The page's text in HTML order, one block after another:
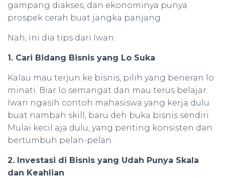
gampang diakses, dan ekonominya punya
prospek cerah buat jangka panjang.
Nah, ini dia tips dari Iwan:
1. Cari Bidang Bisnis yang Lo Suka
Kalau mau terjun ke bisnis, pilih yang beneran lo
minati. Biar lo semangat dan mau terus belajar.
Iwan ngasih contoh mahasiswa yang kerja dulu
buat nambah skill, baru deh buka bisnis sendiri.
Mulai kecil aja dulu, yang penting konsisten dan
bertumbuh pelan-pelan.
2. Investasi di Bisnis yang Udah Punya Skala
dan Keahlian